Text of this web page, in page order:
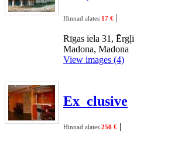
Hinnad alates 17 € |
Rīgas iela 31, Ērgļi
Madona, Madona
View images (4)
Ex_clusive
Hinnad alates 250 € |